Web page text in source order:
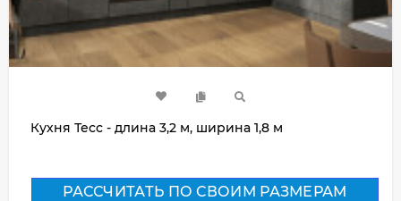
Кухня Тесс - длина 3,2 м, ширина 1,8 м
РАССЧИТАТЬ ПО СВОИМ РАЗМЕРАМ